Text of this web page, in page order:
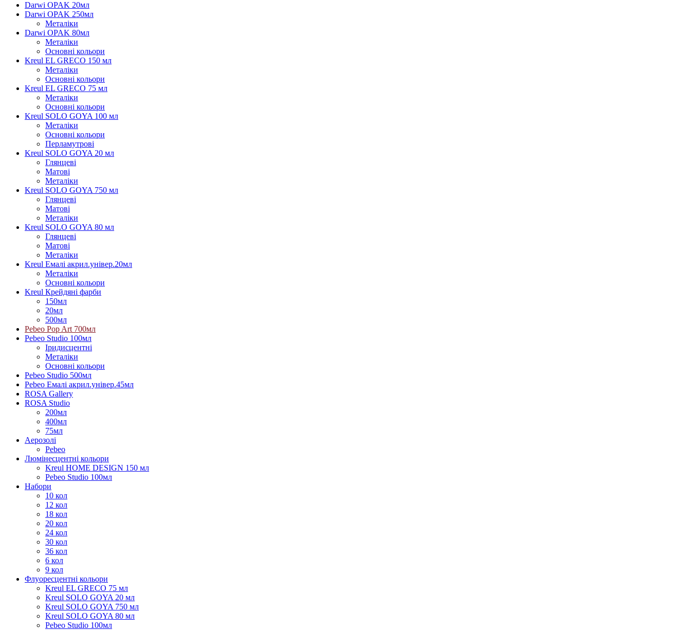
Darwi OPAK 20мл
Darwi OPAK 250мл
Металіки
Darwi OPAK 80мл
Металіки
Основні кольори
Kreul EL GRECO 150 мл
Металіки
Основні кольори
Kreul EL GRECO 75 мл
Металіки
Основні кольори
Kreul SOLO GOYA 100 мл
Металіки
Основні кольори
Перламутрові
Kreul SOLO GOYA 20 мл
Глянцеві
Матові
Металіки
Kreul SOLO GOYA 750 мл
Глянцеві
Матові
Металіки
Kreul SOLO GOYA 80 мл
Глянцеві
Матові
Металіки
Kreul Емалі акрил.універ.20мл
Металіки
Основні кольори
Kreul Крейдяні фарби
150мл
20мл
500мл
Pebeo Pop Art 700мл
Pebeo Studio 100мл
Іридисцентні
Металіки
Основні кольори
Pebeo Studio 500мл
Pebeo Емалі акрил.універ.45мл
ROSA Gallery
ROSA Studio
200мл
400мл
75мл
Аерозолі
Pebeo
Люмінесцентні кольори
Kreul HOME DESIGN 150 мл
Pebeo Studio 100мл
Набори
10 кол
12 кол
18 кол
20 кол
24 кол
30 кол
36 кол
6 кол
9 кол
Флуоресцентні кольори
Kreul EL GRECO 75 мл
Kreul SOLO GOYA 20 мл
Kreul SOLO GOYA 750 мл
Kreul SOLO GOYA 80 мл
Pebeo Studio 100мл